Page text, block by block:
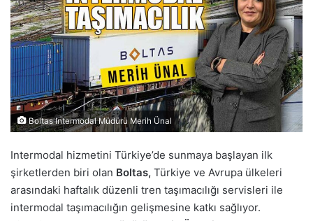
Boltas Intermodal Müdürü Merih Ünal
Intermodal hizmetini Türkiye’de sunmaya başlayan ilk
şirketlerden biri olan Boltas, Türkiye ve Avrupa ülkeleri
arasındaki haftalık düzenli tren taşımacılığı servisleri ile
intermodal taşımacılığın gelişmesine katkı sağlıyor.